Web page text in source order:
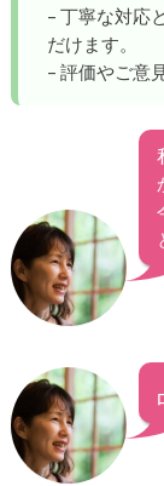
– 丁寧な対応
だけます。
– 評価やご意